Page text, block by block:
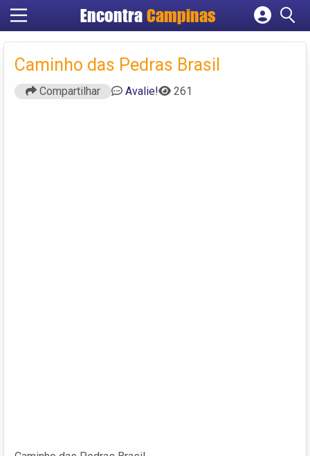
Encontra Campinas
Cadastrar empresa
Criar conta
Caminho das Pedras Brasil
Compartilhar Avalie! 261